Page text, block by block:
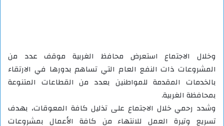
وخلال الاجتماع استعرض محافظ الغربية موقف عدد من
المشروعات ذات النفع العام التي تساهم بدورها في الارتقاء
بالخدمات المقدمة للمواطنين بعدد من القطاعات المتنوعة
بمحافظة الغربية.
وشدد رحمي خلال الاجتماع على تذليل كافة المعوقات، بهدف
تسريع وتيرة العمل للانتهاء من كافة الأعمال بمشروعات